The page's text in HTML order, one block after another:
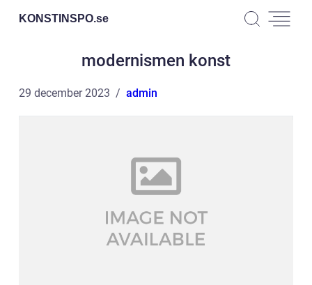
KONSTINSPO.se
modernismen konst
29 december 2023 admin